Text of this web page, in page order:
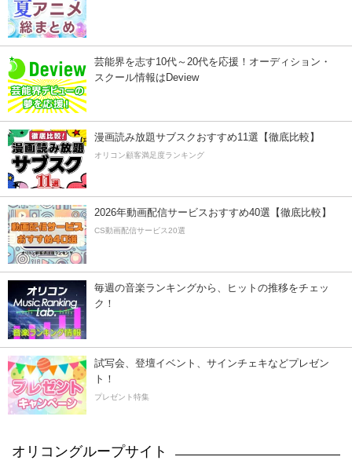
芸能界を志す10代～20代を応援！オーディション・
スクール情報はDeview
漫画読み放題サブスクおすすめ11選【徹底比較】
オリコン顧客満足度ランキング
2026年動画配信サービスおすすめ40選【徹底比較】
CS動画配信サービス20選
毎週の音楽ランキングから、ヒットの推移をチェッ
ク！
試写会、登壇イベント、サインチェキなどプレゼン
ト！
プレゼント特集
オリコングループサイト